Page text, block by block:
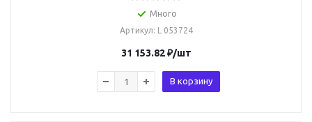
Много
Артикул: L 053724
31 153.82₽/шт
В корзину